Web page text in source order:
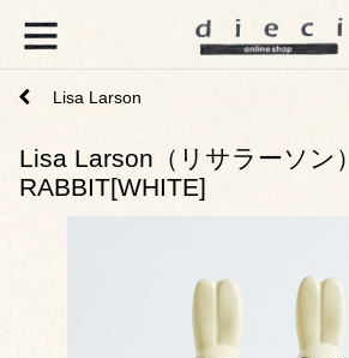
Lisa Larson
Lisa Larson（リサラーソン）
RABBIT[WHITE]